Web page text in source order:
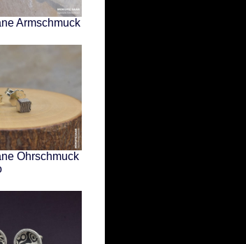
Armschmuck
Ohrschmuck